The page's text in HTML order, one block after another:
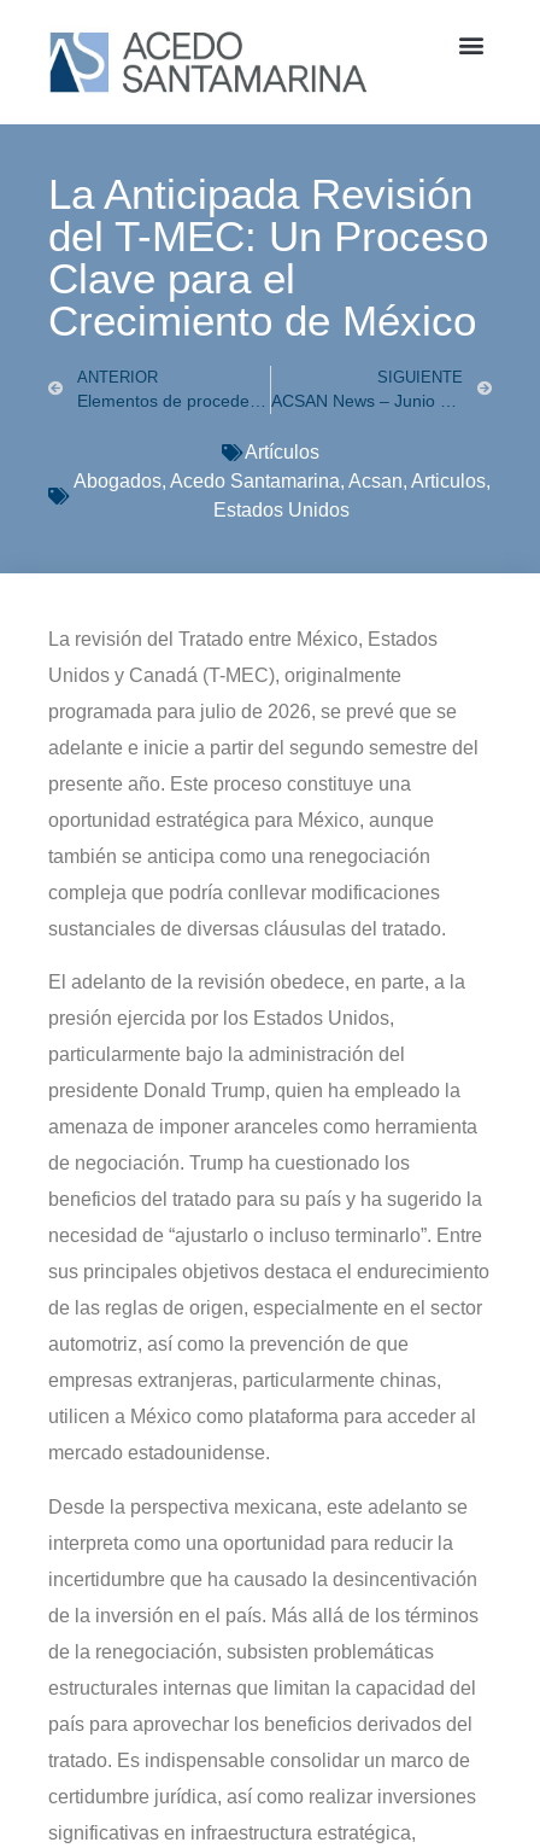
La Anticipada Revisión
del T-MEC: Un Proceso
Clave para el
Crecimiento de México
ANTERIOR SIGUIENTE
Artículos
Abogados, Acedo Santamarina, Acsan, Articulos,
Estados Unidos
La revisión del Tratado entre México, Estados
Unidos y Canadá (T-MEC), originalmente
programada para julio de 2026, se prevé que se
adelante e inicie a partir del segundo semestre del
presente año. Este proceso constituye una
oportunidad estratégica para México, aunque
también se anticipa como una renegociación
compleja que podría conllevar modificaciones
sustanciales de diversas cláusulas del tratado.
El adelanto de la revisión obedece, en parte, a la
presión ejercida por los Estados Unidos,
particularmente bajo la administración del
presidente Donald Trump, quien ha empleado la
amenaza de imponer aranceles como herramienta
de negociación. Trump ha cuestionado los
beneficios del tratado para su país y ha sugerido la
necesidad de “ajustarlo o incluso terminarlo”. Entre
sus principales objetivos destaca el endurecimiento
de las reglas de origen, especialmente en el sector
automotriz, así como la prevención de que
empresas extranjeras, particularmente chinas,
utilicen a México como plataforma para acceder al
mercado estadounidense.
Desde la perspectiva mexicana, este adelanto se
interpreta como una oportunidad para reducir la
incertidumbre que ha causado la desincentivación
de la inversión en el país. Más allá de los términos
de la renegociación, subsisten problemáticas
estructurales internas que limitan la capacidad del
país para aprovechar los beneficios derivados del
tratado. Es indispensable consolidar un marco de
certidumbre jurídica, así como realizar inversiones
significativas en infraestructura estratégica,